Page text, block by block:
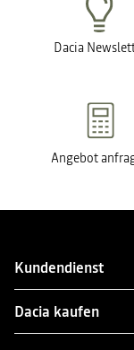
Dacia
Angebot
Kundendienst
Dacia kaufen